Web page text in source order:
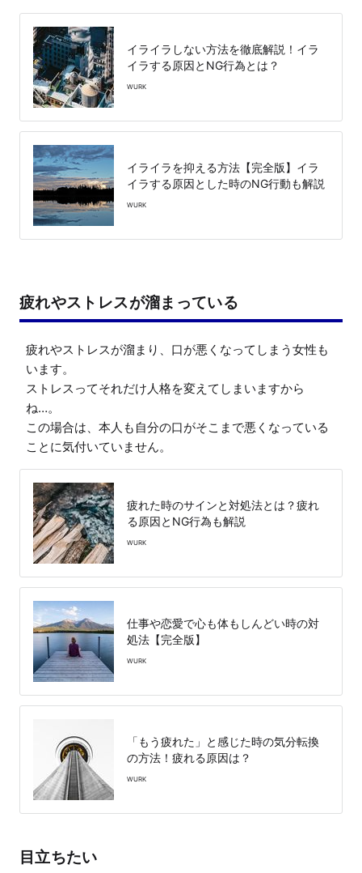
イライラしない方法を徹底解説！イラ
イラする原因とNG行為とは？
WURK
イライラを抑える方法【完全版】イラ
イラする原因とした時のNG行動も解説
WURK
疲れやストレスが溜まっている
疲れやストレスが溜まり、口が悪くなってしまう女性も
います。
ストレスってそれだけ人格を変えてしまいますから
ね…。
この場合は、本人も自分の口がそこまで悪くなっている
ことに気付いていません。
疲れた時のサインと対処法とは？疲れ
る原因とNG行為も解説
WURK
仕事や恋愛で心も体もしんどい時の対
処法【完全版】
WURK
「もう疲れた」と感じた時の気分転換
の方法！疲れる原因は？
WURK
目立ちたい